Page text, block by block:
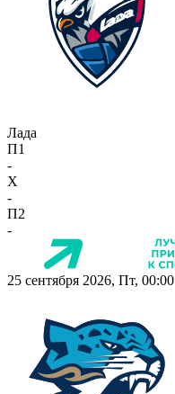
Лада
П1
-
X
-
П2
-
25 сентября 2026, Пт, 00:00